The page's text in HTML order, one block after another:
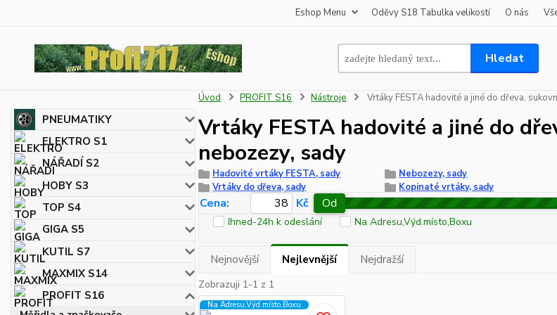
Eshop Menu Oděvy S18 Tabulka velikostí O nás
Hledat
PNEUMATIKY
ELEKTRO S1
NÁŘADÍ S2
HOBY S3
TOP S4
GIGA S5
KUTIL S7
MAXMIX S14
PROFIT S16
Úvod PROFIT S16 Nástroje Vrtáky FESTA hadovité a jiné do dřeva,
Vrtáky FESTA hadovité a jiné do
nebozezy, sady
Hadovité vrtáky FESTA, sady Nebozezy, sady
Vrtáky do dřeva, sady
Kopinaté vrtáky, sady
Cena: Kč Od
Ihned-24h k odeslání Na Adresu,Výd.místo,Boxu
Nejnovější Nejlevnější Nejdražší
Zobrazuji 1-1 z 1
Na Adresu,Výd.místo,Boxu